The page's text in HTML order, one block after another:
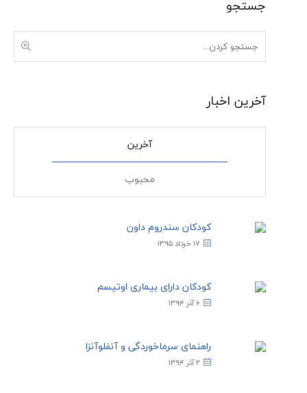
جستجو
آخرین اخبار
آخرین
محبوب
کودکان سندروم داون
۱۷ خرداد ۱۳۹۵
کودکان دارای بیماری اوتیسم
۶ آذر ۱۳۹۴
راهنمای سرماخوردگی و آنفلوآنزا
۲ آذر ۱۳۹۴